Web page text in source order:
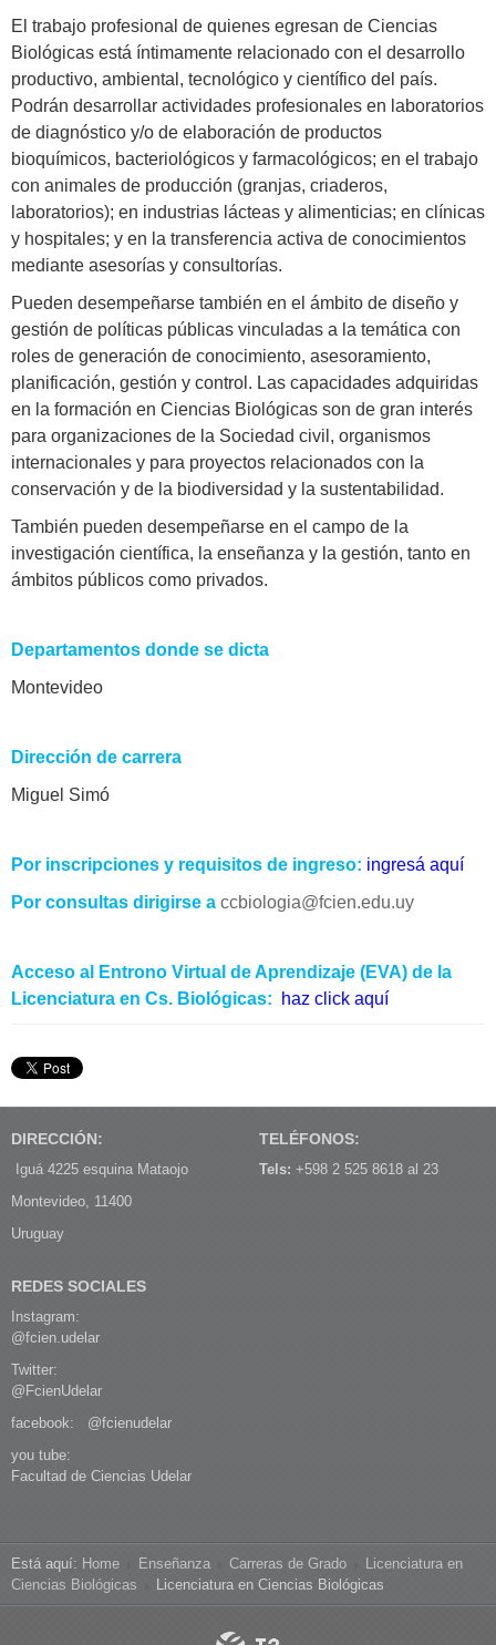
El trabajo profesional de quienes egresan de Ciencias
Biológicas está íntimamente relacionado con el desarrollo
productivo, ambiental, tecnológico y científico del país.
Podrán desarrollar actividades profesionales en laboratorios
de diagnóstico y/o de elaboración de productos
bioquímicos, bacteriológicos y farmacológicos; en el trabajo
con animales de producción (granjas, criaderos,
laboratorios); en industrias lácteas y alimenticias; en clínicas
y hospitales; y en la transferencia activa de conocimientos
mediante asesorías y consultorías.
Pueden desempeñarse también en el ámbito de diseño y
gestión de políticas públicas vinculadas a la temática con
roles de generación de conocimiento, asesoramiento,
planificación, gestión y control. Las capacidades adquiridas
en la formación en Ciencias Biológicas son de gran interés
para organizaciones de la Sociedad civil, organismos
internacionales y para proyectos relacionados con la
conservación y de la biodiversidad y la sustentabilidad.
También pueden desempeñarse en el campo de la
investigación científica, la enseñanza y la gestión, tanto en
ámbitos públicos como privados.
Departamentos donde se dicta
Montevideo
Dirección de carrera
Miguel Simó
Por inscripciones y requisitos de ingreso: ingresá aquí
Por consultas dirigirse a ccbiologia@fcien.edu.uy
Acceso al Entrono Virtual de Aprendizaje (EVA) de la
Licenciatura en Cs. Biológicas:
haz click aquí
DIRECCIÓN:
Iguá 4225 esquina Mataojo
Montevideo, 11400
Uruguay
TELÉFONOS:
Tels: +598 2 525 8618 al 23
REDES SOCIALES
Instagram:
@fcien.udelar
Twitter:
@FcienUdelar
facebook: @fcienudelar
you tube:
Facultad de Ciencias Udelar
Está aquí: Home Enseñanza Carreras de Grado
Licenciatura en
Ciencias Biológicas
Licenciatura en Ciencias Biológicas